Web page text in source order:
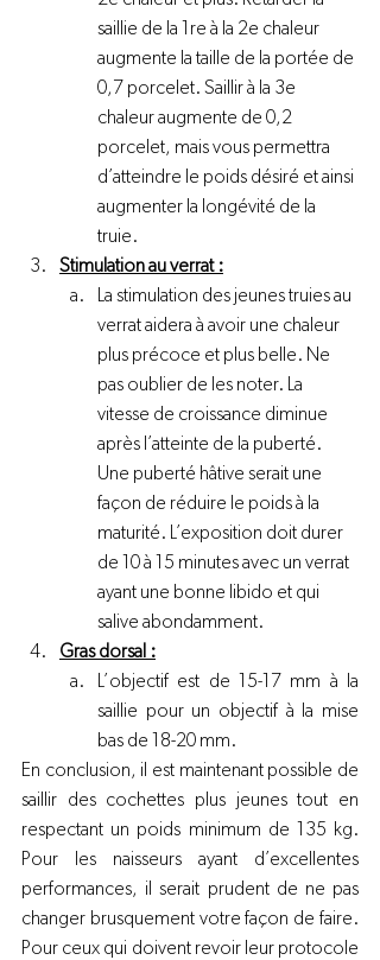
saillie de la 1 re à la 2e chaleur
augmente la taille de la portée de
0,7 porcelet. Saillir à la 3e
chaleur augmente de 0,2
porcelet, mais vous permettra
d’atteindre le poids désiré et ainsi
augmenter la longévité de la
truie.
Stimulation au verrat :
La stimulation des jeunes truies au
verrat aidera à avoir une chaleur
plus précoce et plus belle. Ne
pas oublier de les noter. La
vitesse de croissance diminue
après l’atteinte de la puberté.
Une puberté hâtive serait une
façon de réduire le poids à la
maturité. L’exposition doit durer
de 10 à 15 minutes avec un verrat
ayant une bonne libido et qui
salive abondamment.
Gras dorsal :
L’objectif est de 15-17 mm à la
saillie pour un objectif à la mise
bas de 18-20 mm.
En conclusion, il est maintenant possible de
saillir des cochettes plus jeunes tout en
respectant un poids minimum de 135 kg.
Pour les naisseurs ayant d’excellentes
performances, il serait prudent de ne pas
changer brusquement votre façon de faire.
Pour ceux qui doivent revoir leur protocole